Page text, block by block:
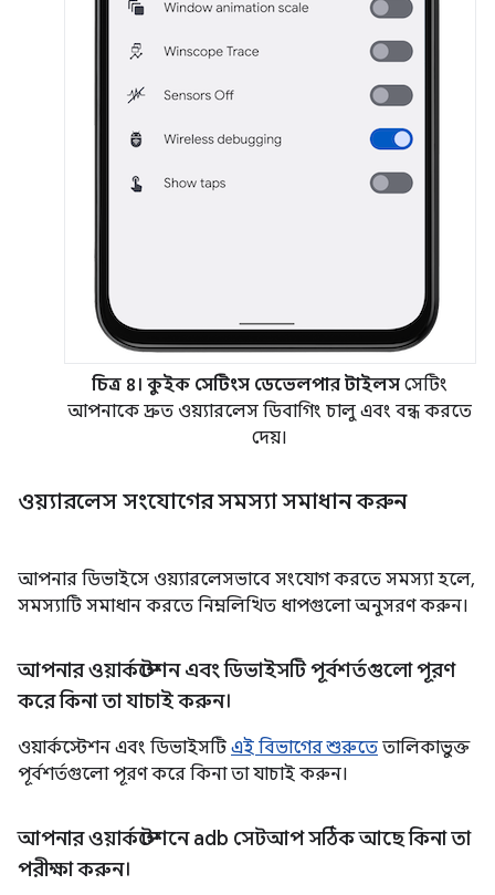
চিত্র ৪। কুইক সেটিংস ডেভেলপার টাইলস সেটিং
আপনাকে দ্রুত ওয়্যারলেস ডিবাগিং চালু এবং বন্ধ করতে
দেয়।
ওয়্যারলেস সংযোগের সমস্যা সমাধান করুন
আপনার ডিভাইসে ওয়্যারলেসভাবে সংযোগ করতে সমস্যা হলে,
সমস্যাটি সমাধান করতে নিম্নলিখিত ধাপগুলো অনুসরণ করুন।
আপনার ওয়ার্কস্টেশন এবং ডিভাইসটি পূর্বশর্তগুলো পূরণ
করে কিনা তা যাচাই করুন।
ওয়ার্কস্টেশন এবং ডিভাইসটি এই বিভাগের শুরুতে তালিকাভুক্ত
পূর্বশর্তগুলো পূরণ করে কিনা তা যাচাই করুন।
আপনার ওয়ার্কস্টেশনে adb সেটআপ সঠিক আছে কিনা তা
পরীক্ষা করুন।